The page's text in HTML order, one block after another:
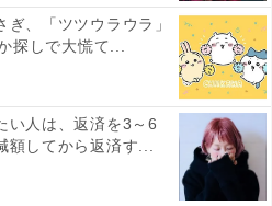
ぎ、「ツツウラウラ」
探しで大慌て...
い人は、返済を3～6
額してから返済す...